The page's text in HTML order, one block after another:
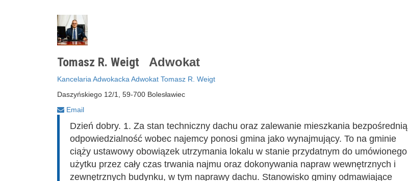
Tomasz R. Weigt Adwokat
Kancelaria Adwokacka Adwokat Tomasz R. Weigt
Daszyńskiego 12/1, 59-700 Bolesławiec
Email
Dzień dobry. 1. Za stan techniczny dachu oraz zalewanie mieszkania bezpośrednią
odpowiedzialność wobec najemcy ponosi gmina jako wynajmujący. To na gminie
ciąży ustawowy obowiązek utrzymania lokalu w stanie przydatnym do umówionego
użytku przez cały czas trwania najmu oraz dokonywania napraw wewnętrznych i
zewnętrznych budynku, w tym naprawy dachu. Stanowisko gminy odmawiające